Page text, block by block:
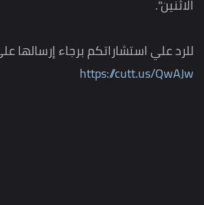
الاثنين".
للرد علي استشاراتكم برجاء إرسالها
https://cutt.us/QwAJw